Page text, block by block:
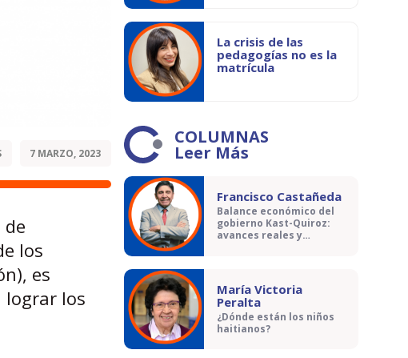
7 MARZO, 2023
los
es
lograr los
La crisis de las
pedagogías no es la
matrícula
COLUMNAS
Leer Más
Francisco Castañeda
Balance económico del
gobierno Kast-Quiroz:
avances reales y
María Victoria
Peralta
¿Dónde están los niños
haitianos?